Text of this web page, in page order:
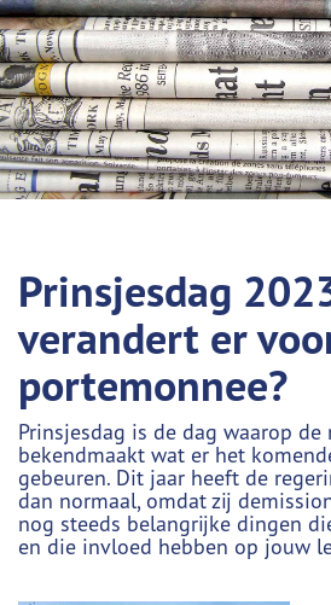
Prinsjesdag
verandert er
portemonnee?
Prinsjesdag is de dag waarop de
bekendmaakt wat er het
gebeuren. Dit jaar heeft de
dan normaal, omdat zij
nog steeds belangrijke dingen
en die invloed hebben op jouw